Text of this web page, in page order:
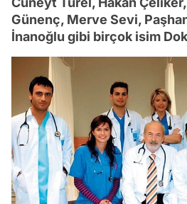
Günenç, Merve Sevi,
İnanoğlu gibi birçok isim